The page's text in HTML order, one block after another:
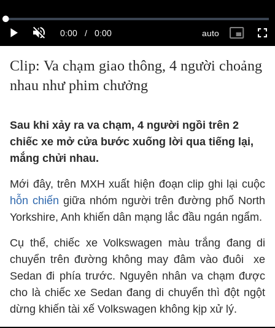
Clip: Va chạm giao thông, 4 người choảng
nhau như phim chưởng
Sau khi xảy ra va chạm, 4 người ngồi trên 2
chiếc xe mở cửa bước xuống lời qua tiếng lại,
mắng chửi nhau.
Mới đây, trên MXH xuất hiện đoạn clip ghi lại cuộc
hỗn chiến giữa nhóm người trên đường phố North
Yorkshire, Anh khiến dân mạng lắc đầu ngán ngẩm.
Cụ thể, chiếc xe Volkswagen màu trắng đang di
chuyển trên đường không may đâm vào đuôi xe
Sedan đi phía trước. Nguyên nhân va chạm được
cho là chiếc xe Sedan đang di chuyển thì đột ngột
dừng khiến tài xế Volkswagen không kịp xử lý.